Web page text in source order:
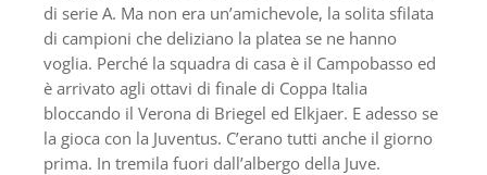
di serie A. Ma non era un’amichevole, la solita sfilata
di campioni che deliziano la platea se ne hanno
voglia. Perché la squadra di casa è il Campobasso ed
è arrivato agli ottavi di finale di Coppa Italia
bloccando il Verona di Briegel ed Elkjaer. E adesso se
la gioca con la Juventus. C’erano tutti anche il giorno
prima. In tremila fuori dall’albergo della Juve.